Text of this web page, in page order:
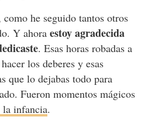
he seguido tantos otros
Y ahora estoy agradecida
. Esas horas robadas a
los deberes y esas
que lo dejabas todo para
Fueron momentos mágicos
la infancia.